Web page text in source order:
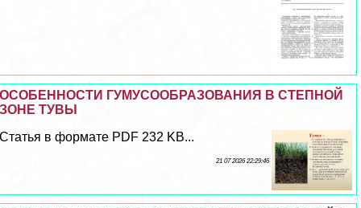
ОСОБЕННОСТИ ГУМУСООБРАЗОВАНИЯ В СТЕПНОЙ
ЗОНЕ ТУВЫ
Статья в формате PDF 232 KB...
21 07 2026 22:29:46